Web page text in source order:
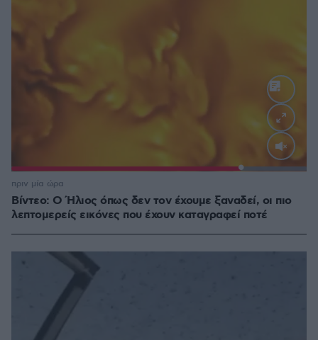
Loaded:
Βίντεο: Ο Ήλιος όπως δεν τον έχουμε ξαναδεί, οι πιο
λεπτομερείς εικόνες που έχουν καταγραφεί ποτέ
πριν μία ώρα